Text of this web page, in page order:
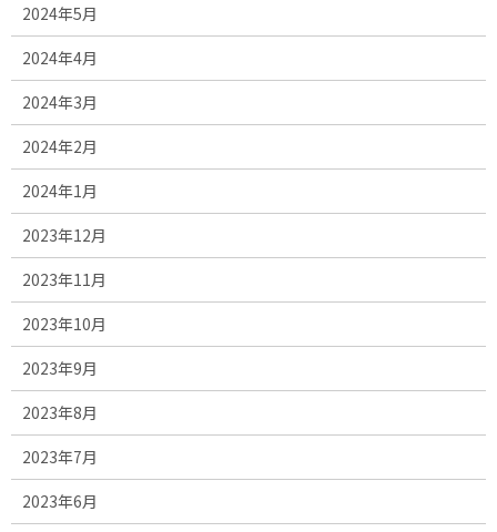
2024年5月
2024年4月
2024年3月
2024年2月
2024年1月
2023年12月
2023年11月
2023年10月
2023年9月
2023年8月
2023年7月
2023年6月